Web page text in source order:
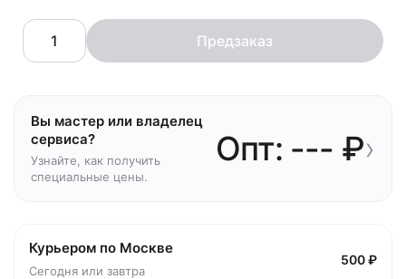
Предзаказ
Вы мастер или владелец
сервиса?
Узнайте, как получить
специальные цены.
Опт: --- ₽›
Курьером по Москве
Сегодня или завтра
500 ₽